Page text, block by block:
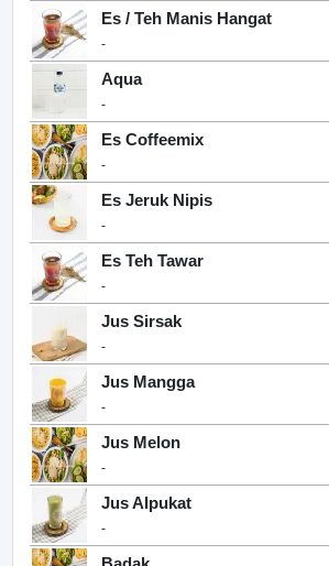
Es / Teh Manis Hangat
-
Aqua
-
Es Coffeemix
-
Es Jeruk Nipis
-
Es Teh Tawar
-
Jus Sirsak
-
Jus Mangga
-
Jus Melon
-
Jus Alpukat
-